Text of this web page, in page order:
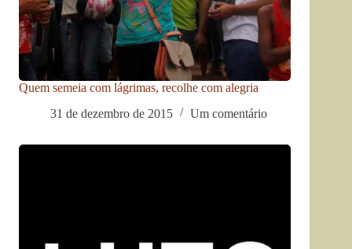
Quem semeia com lágrimas, recolhe com alegria
31 de dezembro de 2015
Um comentário